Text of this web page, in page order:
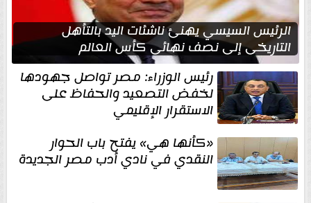
الرئيس السيسي يهنئ ناشئات اليد بالتأهل
التاريخي إلى نصف نهائي كأس العالم
رئيس الوزراء: مصر تواصل جهودها
لخفض التصعيد والحفاظ على
الاستقرار الإقليمي
«كأنها هي» يفتح باب الحوار
النقدي في نادي أدب مصر الجديدة